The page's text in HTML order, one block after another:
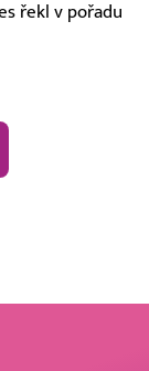
řekl v pořadu